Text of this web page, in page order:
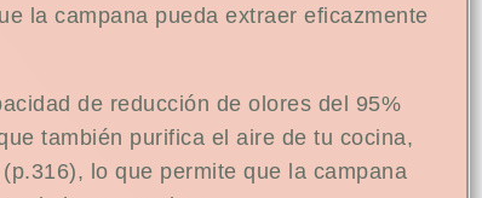
la campana pueda extraer eficazmente
de reducción de olores del 95%
también purifica el aire de tu cocina,
lo que permite que la campana